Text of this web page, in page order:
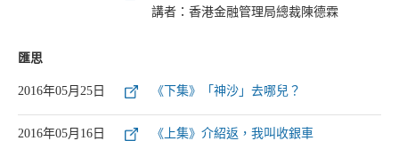
講者：香港金融管理局總裁陳德霖
匯思
2016年05月25日 《下集》「神沙」去哪兒？
2016年05月16日 《上集》介紹返，我叫收銀車